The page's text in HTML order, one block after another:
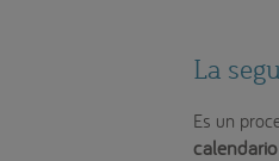
La
Es un